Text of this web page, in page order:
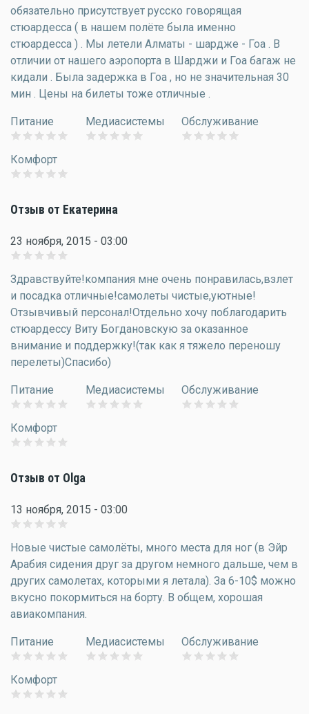
обязательно присутствует русско говорящая
стюардесса ( в нашем полёте была именно
стюардесса ) . Мы летели Алматы - шардже - Гоа . В
отличии от нашего аэропорта в Шарджи и Гоа багаж не
кидали . Была задержка в Гоа , но не значительная 30
мин . Цены на билеты тоже отличные .
Питание Медиасистемы Обслуживание
Комфорт
Отзыв от Екатерина
23 ноября, 2015 - 03:00
Здравствуйте!компания мне очень понравилась,взлет
и посадка отличные!самолеты чистые,уютные!
Отзывчивый персонал!Отдельно хочу поблагодарить
стюардессу Виту Богдановскую за оказанное
внимание и поддержку!(так как я тяжело переношу
перелеты)Спасибо)
Питание Медиасистемы Обслуживание
Комфорт
Отзыв от Olga
13 ноября, 2015 - 03:00
Новые чистые самолёты, много места для ног (в Эйр
Арабия сидения друг за другом немного дальше, чем в
других самолетах, которыми я летала). За 6-10$ можно
вкусно покормиться на борту. В общем, хорошая
авиакомпания.
Питание Медиасистемы Обслуживание
Комфорт